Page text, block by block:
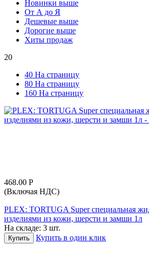
Новинки выше
От А до Я
Дешевые выше
Дорогие выше
Хиты продаж
20
40 На страницу
80 На страницу
160 На страницу
468.00 Р
(Включая НДС)
PLEX: TORTUGA Super cпециальная
изделиями из кожи, шерсти и замши 1л
На складе: 3 шт.
Купить Купить в один клик